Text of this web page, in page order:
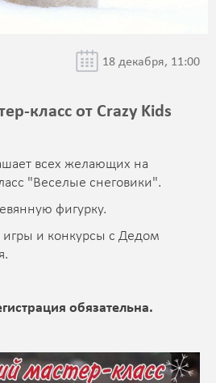
18 декабря, 11:00
класс от Crazy Kids
всех желающих на
"Веселые снеговики".
фигурку.
игры и конкурсы с Дедом
обязательна.